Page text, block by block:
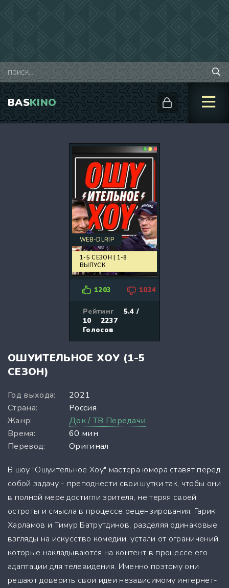
BASKINO
WEB-DLRIP
1-5 СЕЗОН | 1-8
ВЫПУСК
1203 1034
Рейтинг
5.4 /
10
2237
Голосов
ОШУИТЕЛЬНОЕ ХОУ (1-5
СЕЗОН)
Год выхода:
2021
Страна:
Россия
Жанр:
Док / ТВ Передачи
Время:
60 мин
Перевод:
Оригинал
В шоу "Ошуительное Хоу" мастера юмора ставят перед
собой задачу - преподнести свои шутки так, чтобы они
в полной мере достигли зрителя, не теряя своей
остроты и смысла в процессе рецензирования. Гарик
Харламов и Тимур Батрутдинов, разделяя одинаковые
взгляды на искусство комедии, устали от ограничений,
которые накладываются на контент в процессе его
адаптации для телевидения. Именно поэтому они
решают доверить свои идеи независимому интернет-